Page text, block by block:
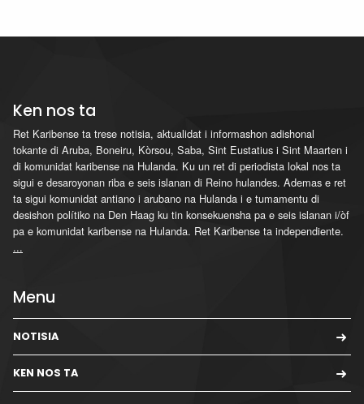
Ken nos ta
Ret Karibense ta trese notisia, aktualidat i informashon adishonal
tokante di Aruba, Boneiru, Kòrsou, Saba, Sint Eustatius i Sint Maarten i
di komunidat karibense na Hulanda. Ku un ret di periodista lokal nos ta
sigui e desaroyonan riba e seis islanan di Reino hulandes. Ademas e ret
ta sigui komunidat antiano i arubano na Hulanda i e tumamentu di
desishon polítiko na Den Haag ku tin konsekuensha pa e seis islanan i/òf
pa e komunidat karibense na Hulanda. Ret Karibense ta independiente.
...
Menu
NOTISIA
KEN NOS TA